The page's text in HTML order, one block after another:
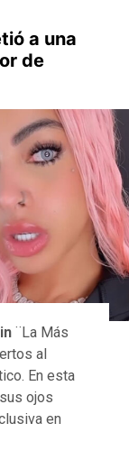
a una
de
¨La Más
al
En esta
ojos
en